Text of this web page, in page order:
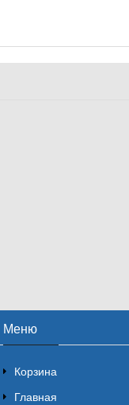
Меню
Корзина
Главная